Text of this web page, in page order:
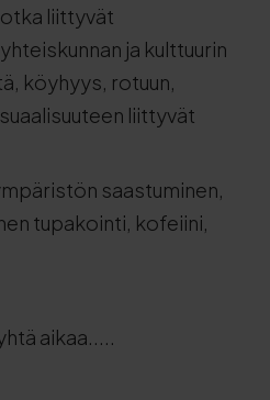
liittyvät
ja kulttuurin
köyhyys, rotuun,
liittyvät
saastuminen,
tupakointi, kofeiini,
aikaa.....